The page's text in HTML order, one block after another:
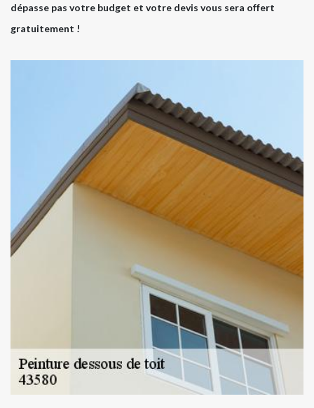
dépasse pas votre budget et votre devis vous sera offert
gratuitement !